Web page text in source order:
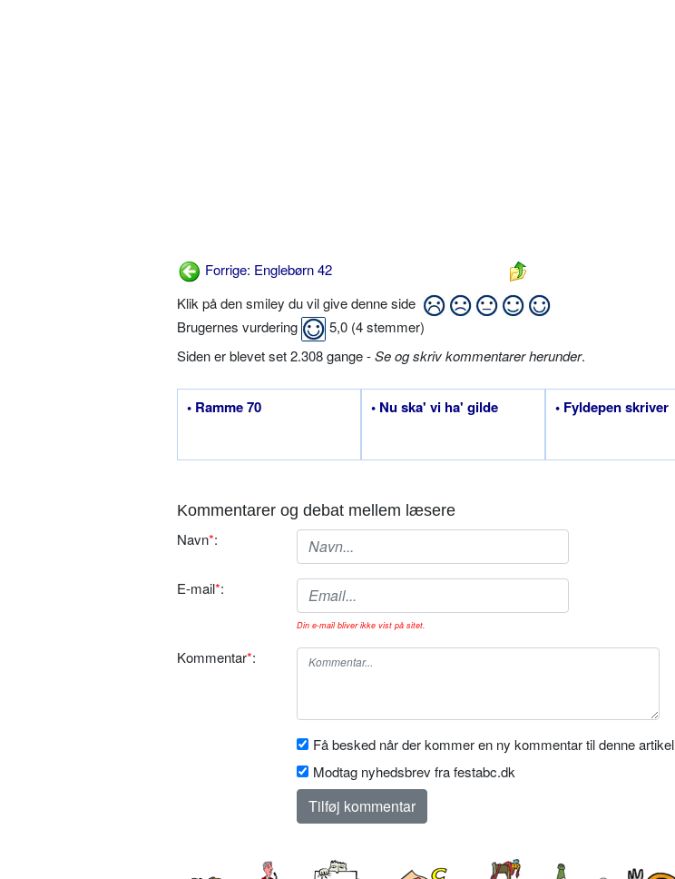
Forrige: Englebørn 42
Klik på den smiley du vil give denne side
Brugernes vurdering
5,0 (4stemmer)
Siden er blevet set 2.308 gange -Se og skriv kommentarer herunder.
• Ramme 70 • Nu ska' vi ha' gilde • Fyldepen skriver
Kommentarer og debat mellem læsere
Navn*:
E-mail*:
Din e-mail bliver ikke vist på sitet.
Kommentar*:
Få besked når der kommer en ny kommentar til denne artikel
Modtag nyhedsbrev fra festabc.dk